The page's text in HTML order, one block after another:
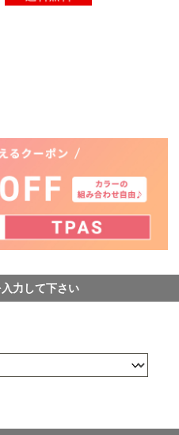
力して下さい